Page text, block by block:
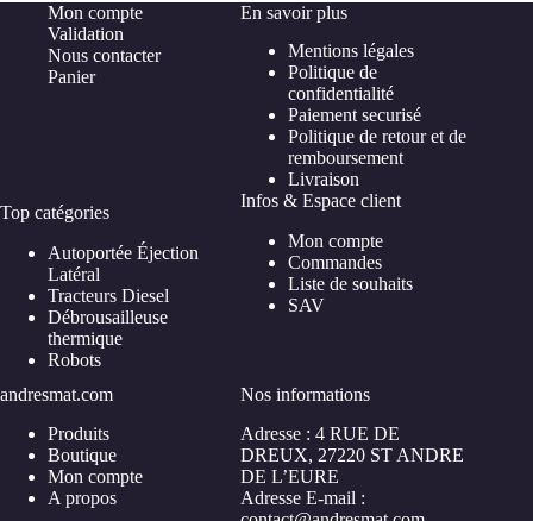
Mon compte
Validation
Nous contacter
Panier
En savoir plus
Mentions légales
Politique de
confidentialité
Paiement securisé
Politique de retour et de
remboursement
Livraison
Top catégories
Autoportée Éjection
Latéral
Tracteurs Diesel
Débrousailleuse
thermique
Robots
Infos & Espace client
Mon compte
Commandes
Liste de souhaits
SAV
andresmat.com
Produits
Boutique
Mon compte
A propos
Nos informations
Adresse : 4 RUE DE
DREUX, 27220 ST ANDRE
DE L’EURE
Adresse E-mail :